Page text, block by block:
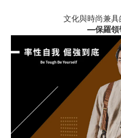
文化與時尚兼
—保羅領